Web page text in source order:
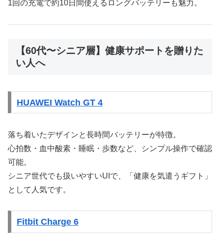
1回の充電で約10日間使えるロングバッテリーも魅力。
【60代〜シニア層】健康サポートを贈りた
い人へ
HUAWEI Watch GT 4
落ち着いたデザインと長時間バッテリーが特徴。
心拍数・血中酸素・睡眠・歩数など、シンプル操作で確認
可能。
シニア世代でも扱いやすいUIで、「健康を気遣うギフト」
として人気です。
Fitbit Charge 6